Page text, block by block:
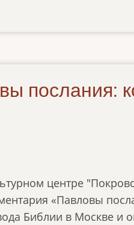
послания:
центре
«Павловы
Библии в Москве и